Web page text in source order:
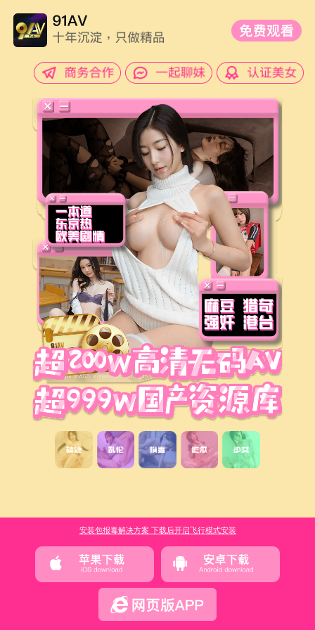
安装包报毒解决方案 下载后开启飞行模式安装